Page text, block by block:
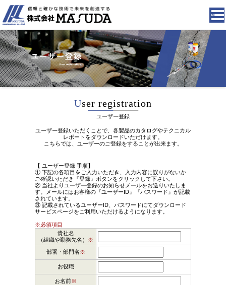
User registration
ユーザー登録
ユーザー登録いただくことで、各製品のカタログやテクニカル
レポートをダウンロードいただけます。
こちらでは、ユーザーのご登録をすることが出来ます。
【 ユーザー登録 手順】
① 下記の各項目をご入力いただき、入力内容に誤りがないか
ご確認いただき『登録』ボタンをクリックして下さい。
② 当社よりユーザー登録のお知らせメールをお送りいたしま
す。メールにはお客様の『ユーザーID』『パスワード』が記載
されています。
③ 記載されているユーザーID、パスワードにてダウンロード
サービスページをご利用いただけるようになります。
※必須項目
貴社名
（組織や勤務先名） ※
部署・部門名※
お役職
お名前※